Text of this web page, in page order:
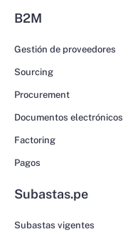
B2M
Gestión de proveedores
Sourcing
Procurement
Documentos electrónicos
Factoring
Pagos
Subastas.pe
Subastas vigentes